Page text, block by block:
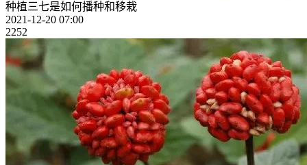
种植三七是如何播种和移栽
2021-12-20 07:00
2252